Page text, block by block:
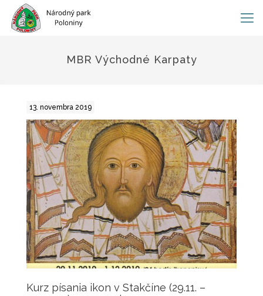
MBR Východné Karpaty
13. novembra 2019
Kurz písania ikon v Stakčíne (29.11. –